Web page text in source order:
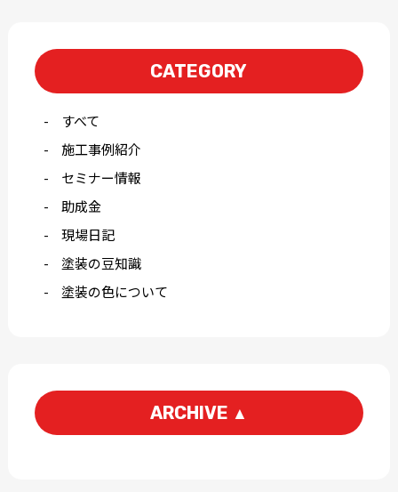
CATEGORY
すべて
施工事例紹介
セミナー情報
助成金
現場日記
塗装の豆知識
塗装の色について
ARCHIVE ▲